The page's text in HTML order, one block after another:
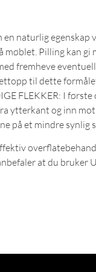
naturlig
Pilling kan
fremheve
til dette
FLEKKER: I
ytterkant og inn
på et mindre synlig
at du bruker